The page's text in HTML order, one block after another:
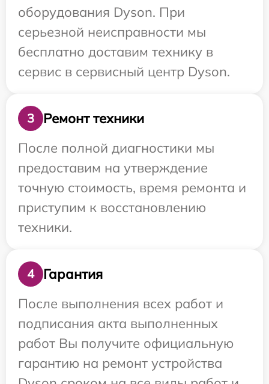
оборудования Dyson. При
серьезной неисправности мы
бесплатно доставим технику в
сервис в сервисный центр Dyson.
3
Ремонт техники
После полной диагностики мы
предоставим на утверждение
точную стоимость, время ремонта и
приступим к восстановлению
техники.
4
Гарантия
После выполнения всех работ и
подписания акта выполненных
работ Вы получите официальную
гарантию на ремонт устройства